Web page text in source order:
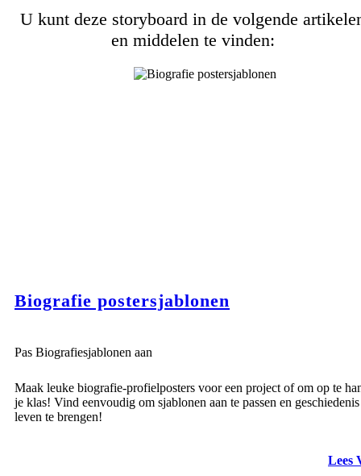
U kunt deze storyboard in de volgende
en middelen te vinden:
Biografie postersjablonen
Pas Biografiesjablonen aan
Maak leuke biografie-profielposters voor een project of om op te
je klas! Vind eenvoudig om sjablonen aan te passen en
leven te brengen!
Lees